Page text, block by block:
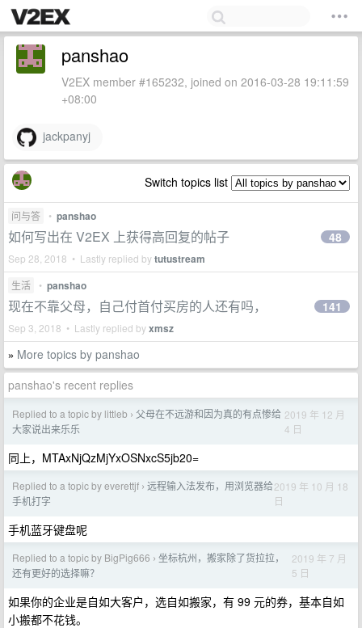
panshao
V2EX member #165232, joined on 2016-03-28 19:11:59
+08:00
jackpanyj
Switch topics list
问与答 • panshao
如何写出在 V2EX 上获得高回复的帖子
Sep 28, 2018 • Lastly replied bytutustream
48
生活 • panshao
现在不靠父母，自己付首付买房的人还有吗，
Sep 3, 2018 • Lastly replied byxmsz
141
» More topics by panshao
panshao's recent replies
Replied to a topic by littleb › 父母在不远游和因为真的有点惨给
大家说出来乐乐
2019 年 12 月
4 日
同上，MTAxNjQzMjYxOSNxcS5jb20=
Replied to a topic by everettjf › 远程输入法发布，用浏览器给
手机打字
2019 年 10 月 18
日
手机蓝牙键盘呢
Replied to a topic by BigPig666 › 坐标杭州，搬家除了货拉拉，
还有更好的选择嘛？
2019 年 7 月
5 日
如果你的企业是自如大客户，选自如搬家，有 99 元的券，基本自如
小搬都不花钱。